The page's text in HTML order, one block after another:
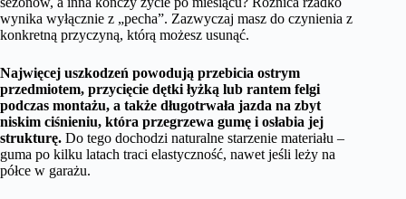
wynika wyłącznie z „pecha”. Zazwyczaj masz do czynienia z
konkretną przyczyną, którą możesz usunąć.
Najwięcej uszkodzeń powodują przebicia ostrym
przedmiotem, przycięcie dętki łyżką lub rantem felgi
podczas montażu, a także długotrwała jazda na zbyt
niskim ciśnieniu, która przegrzewa gumę i osłabia jej
strukturę. Do tego dochodzi naturalne starzenie materiału –
guma po kilku latach traci elastyczność, nawet jeśli leży na
półce w garażu.